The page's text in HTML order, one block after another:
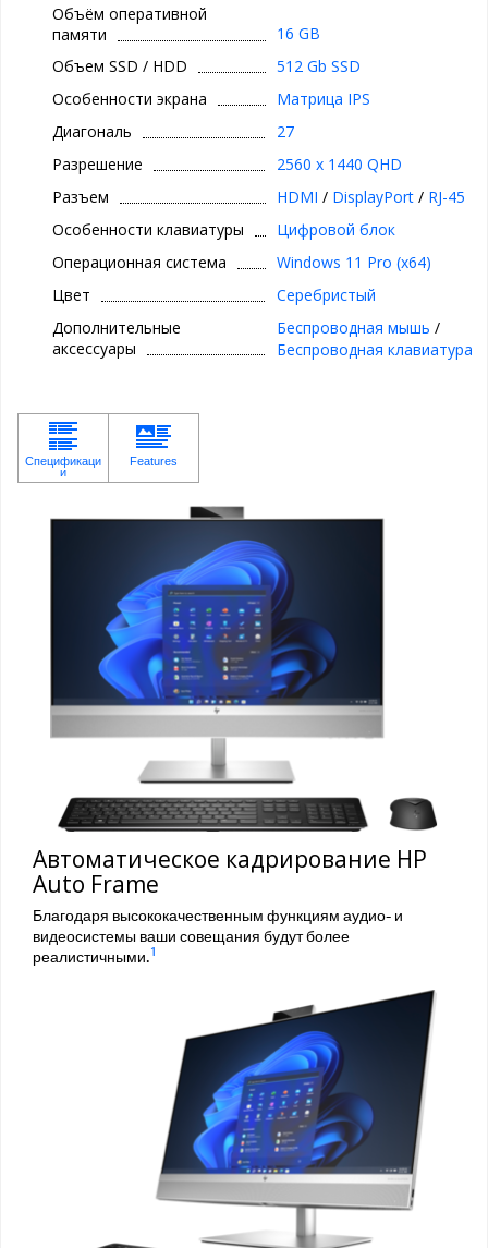
Объём оперативной
памяти
16 GB
Объем SSD / HDD
512 Gb SSD
Особенности экрана
Матрица IPS
Диагональ
27
Разрешение
2560 x 1440 QHD
Разъем
HDMI / DisplayPort/ RJ-45
Особенности клавиатуры
Цифровой блок
Операционная система
Windows 11 Pro (x64)
Цвет
Серебристый
Дополнительные
аксессуары
Беспроводная мышь /
Беспроводная клавиатура
Автоматическое кадрирование HP
Auto Frame
Благодаря высококачественным функциям аудио- и
видеосистемы ваши совещания будут более
реалистичными.1